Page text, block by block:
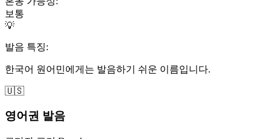
보통
💡
발음 특징:
한국어 원어민에게는 발음하기 쉬운 이름입니다.
🇺🇸
영어권 발음